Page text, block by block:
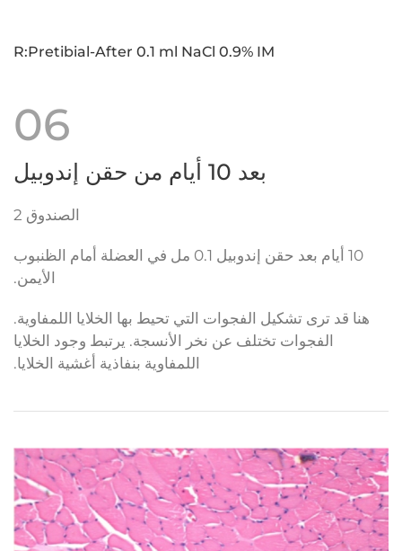
R:Pretibial-After 0.1 ml NaCl 0.9% IM
06
بعد 10 أيام من حقن إندوبيل
الصندوق 2
10 أيام بعد حقن إندوبيل 0.1 مل في العضلة أمام الظنبوب
الأيمن.
هنا قد ترى تشكيل الفجوات التي تحيط بها الخلايا اللمفاوية.
الفجوات تختلف عن نخر الأنسجة. يرتبط وجود الخلايا
اللمفاوية بنفاذية أغشية الخلايا.